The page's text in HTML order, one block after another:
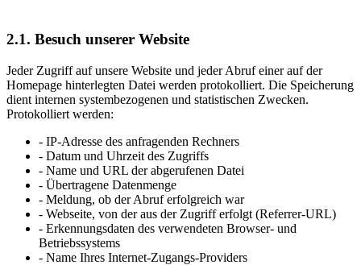
2.1. Besuch unserer Website
Jeder Zugriff auf unsere Website und jeder Abruf einer auf der
Homepage hinterlegten Datei werden protokolliert. Die Speicherung
dient internen systembezogenen und statistischen Zwecken.
Protokolliert werden:
- IP-Adresse des anfragenden Rechners
- Datum und Uhrzeit des Zugriffs
- Name und URL der abgerufenen Datei
- Übertragene Datenmenge
- Meldung, ob der Abruf erfolgreich war
- Webseite, von der aus der Zugriff erfolgt (Referrer-URL)
- Erkennungsdaten des verwendeten Browser- und
Betriebssystems
- Name Ihres Internet-Zugangs-Providers